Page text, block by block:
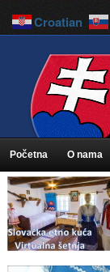
Početna O nama
Croatian